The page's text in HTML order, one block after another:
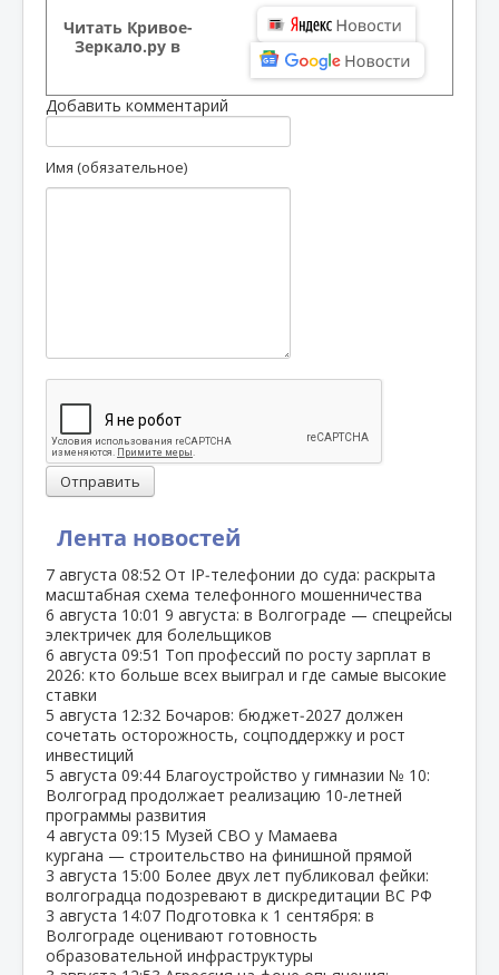
Лента новостей
7 августа 08:52 От IP‑телефонии до суда: раскрыта
масштабная схема телефонного мошенничества
6 августа 10:01 9 августа: в Волгограде — спецрейсы
электричек для болельщиков
6 августа 09:51 Топ профессий по росту зарплат в
2026: кто больше всех выиграл и где самые высокие
ставки
5 августа 12:32 Бочаров: бюджет‑2027 должен
сочетать осторожность, соцподдержку и рост
инвестиций
5 августа 09:44 Благоустройство у гимназии № 10:
Волгоград продолжает реализацию 10‑летней
программы развития
4 августа 09:15 Музей СВО у Мамаева
кургана — строительство на финишной прямой
3 августа 15:00 Более двух лет публиковал фейки:
волгоградца подозревают в дискредитации ВС РФ
3 августа 14:07 Подготовка к 1 сентября: в
Волгограде оценивают готовность
образовательной инфраструктуры
Читать Кривое-
Зеркало.ру в
Добавить комментарий
Имя (обязательное)
Отправить